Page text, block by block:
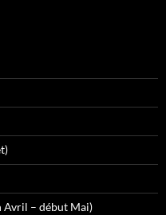
Avril – début Mai)